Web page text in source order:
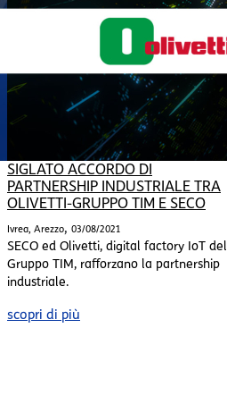
SIGLATO ACCORDO DI
PARTNERSHIP INDUSTRIALE TRA
OLIVETTI-GRUPPO TIM E SECO
Ivrea, Arezzo, 03/08/2021
SECO ed Olivetti, digital factory IoT del
Gruppo TIM, rafforzano la partnership
industriale.
scopri di più